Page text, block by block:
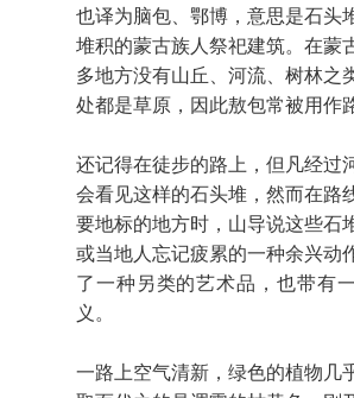
也译为脑包、鄂博，意思是石头
堆积的蒙古族人祭祀建筑。在蒙
多地方没有山丘、河流、树林之
处都是草原，因此敖包常被用作
还记得在徒步的路上，但凡经过
会看见这样的石头堆，然而在路
要地标的地方时，山导说这些石
或当地人忘记疲累的一种余兴动
了一种另类的艺术品，也带有
义。
一路上空气清新，绿色的植物几